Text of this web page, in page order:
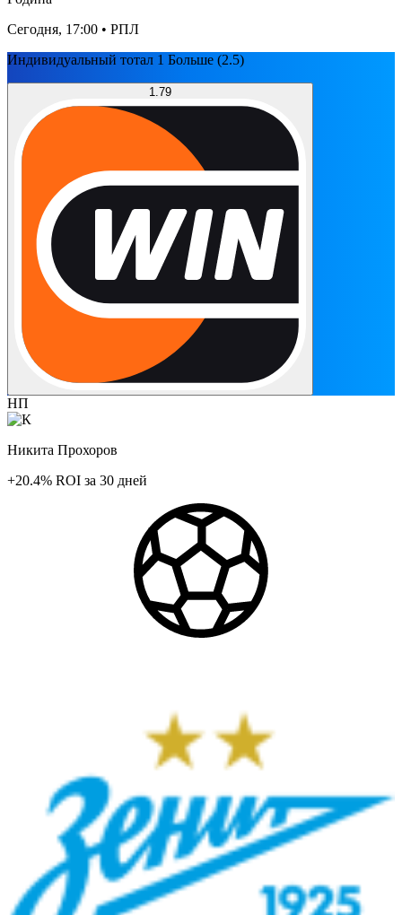
Сегодня, 17:00 • РПЛ
Индивидуальный тотал 1 Больше (2.5)
1.79
НП
Никита Прохоров
+20.4% ROI за 30 дней